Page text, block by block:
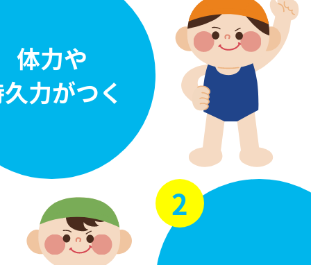
体力や
力がつく
2